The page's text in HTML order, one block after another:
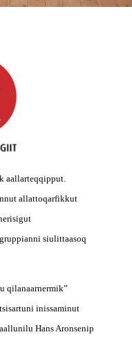
aallarteqqipput.
allattoqarfikkut
siulittaasoq
qilanaarnermik”
inissaminut
Hans Aronsenip